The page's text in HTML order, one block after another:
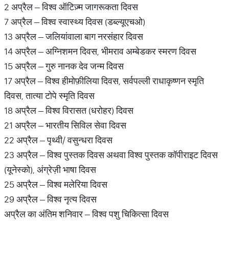
2 अप्रैल – विश्व ऑटिज़्म जागरूकता दिवस
7 अप्रैल – विश्व स्वास्थ्य दिवस (डब्‍ल्‍यूएचओ)
13 अप्रैल – जलियांवाला बाग नरसंहार दिवस
14 अप्रैल – अग्निशमन दिवस, भीमराव अम्बेडकर स्मरण दिवस
15 अप्रैल – गुरु नानक देव जन्म दिवस
17 अप्रैल – विश्व हीमोफ़ीलिया दिवस, सर्वपल्ली राधाकृष्णन स्मृति
दिवस, तात्या टोपे स्मृति दिवस
18 अप्रैल – विश्‍व विरासत (धरोहर) दिवस
21 अप्रैल – भारतीय सिविल सेवा दिवस
22 अप्रैल – पृथ्‍वी/ वसुन्धरा दिवस
23 अप्रैल – विश्व पुस्तक दिवस अथवा विश्व पुस्तक कॉपीराइट दिवस
(यूनेस्‍को), अंग्रेज़ी भाषा दिवस
25 अप्रैल – विश्व मलेरिया दिवस
29 अप्रैल – विश्व नृत्य दिवस
अप्रैल का अंतिम शनिवार – विश्व पशु चिकित्सा दिवस